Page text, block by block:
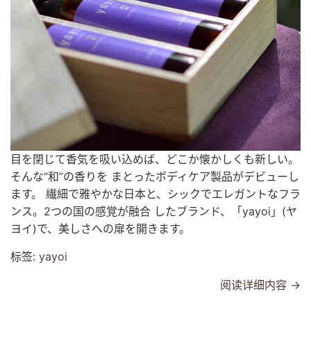
目を閉じて香気を吸い込めば、どこか懐かしくも新しい。
そんな“和”の香りを まとったボディケア製品がデビューし
ます。 繊細で雅やかな日本と、シックでエレガントなフラ
ンス。2つの国の感覚が融合 したブランド、「yayoi」(ヤ
ヨイ)で、美しさへの扉を開きます。
标签: yayoi
阅读详细内容 →